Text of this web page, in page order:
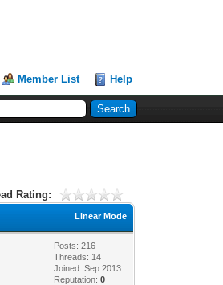
Member List Help
Rating:
Linear Mode
Posts: 216
Threads: 14
Joined: Sep 2013
Reputation:0